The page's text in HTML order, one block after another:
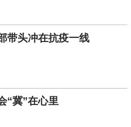
带头冲在抗疫一线
“冀”在心里